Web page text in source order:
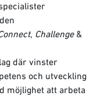
, Challenge&
där vinster
och utveckling
möjlighet att arbeta